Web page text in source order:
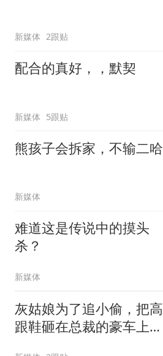
新媒体 2跟贴
配合的真好，，默契
新媒体 5跟贴
熊孩子会拆家，不输二哈
新媒体
难道这是传说中的摸头
杀？
新媒体
灰姑娘为了追小偷，把高
跟鞋砸在总裁的豪车上，